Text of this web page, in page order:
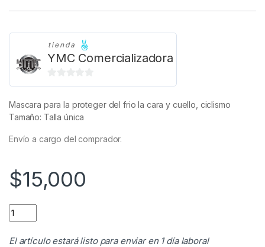
tienda
YMC Comercializadora
0
Mascara para la proteger del frio la cara y cuello, ciclismo
Tamaño: Talla única
Envío a cargo del comprador.
$15,000
Mascara Para La Proteger Del Frio La Cara Y Cuello,
El artículo estará listo para enviar en 1 día laboral